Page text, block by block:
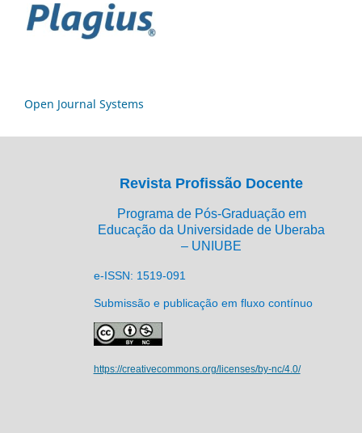
Open Journal Systems
Revista Profissão Docente
Programa de Pós-Graduação em
Educação da Universidade de Uberaba
– UNIUBE
e-ISSN: 1519-091
Submissão e publicação em fluxo contínuo
https://creativecommons.org/licenses/by-nc/4.0/